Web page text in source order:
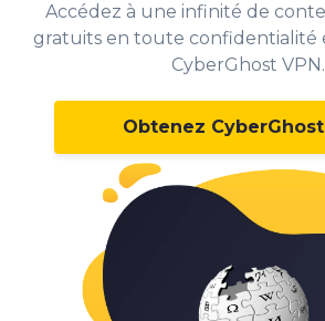
Accédez à une infinité de
gratuits en toute confidentialité
CyberGhost VPN.
Obtenez CyberGhost